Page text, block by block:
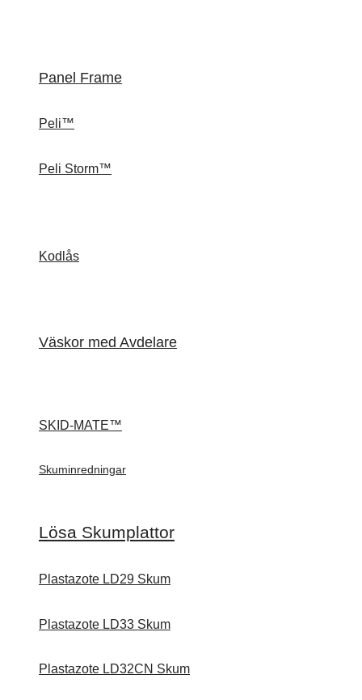
Panel Frame
Peli™
Peli Storm™
Kodlås
Väskor med Avdelare
SKID-MATE™
Skuminredningar
Lösa Skumplattor
Plastazote LD29 Skum
Plastazote LD33 Skum
Plastazote LD32CN Skum